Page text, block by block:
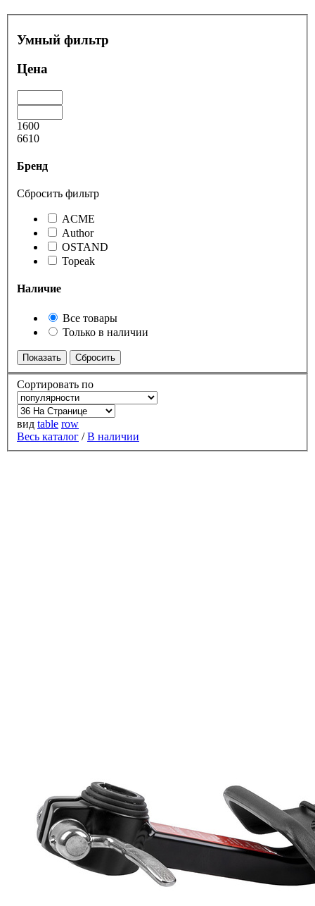
Умный фильтр
Цена
1600
6610
Бренд
Сбросить фильтр
ACME
Author
OSTAND
Topeak
Наличие
Все товары
Только в наличии
Сортировать по
вид table row
Весь каталог /В наличии